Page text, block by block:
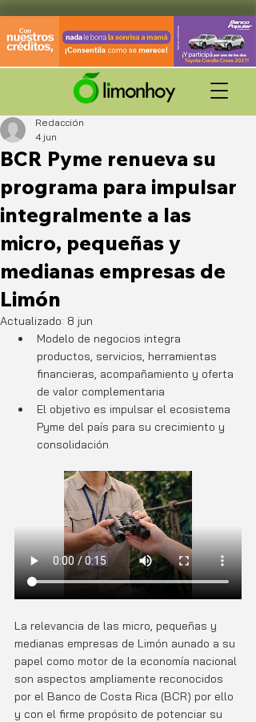
BCR Pyme renueva su
programa para impulsar
integralmente a las
micro, pequeñas y
medianas empresas de
Limón
Redacción
4 jun
Actualizado: 8 jun
Modelo de negocios integra
productos, servicios, herramientas
financieras, acompañamiento y oferta
de valor complementaria
El objetivo es impulsar el ecosistema
Pyme del país para su crecimiento y
consolidación
La relevancia de las micro, pequeñas y
medianas empresas de Limón aunado a su
papel como motor de la economía nacional
son aspectos ampliamente reconocidos
por el Banco de Costa Rica (BCR) por ello
y con el firme propósito de potenciar su